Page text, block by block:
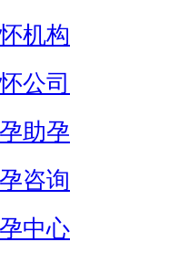
机构
公司
助孕
咨询
中心